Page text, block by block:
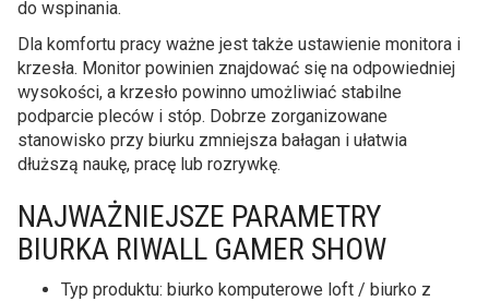
do wspinania.
Dla komfortu pracy ważne jest także ustawienie monitora i
krzesła. Monitor powinien znajdować się na odpowiedniej
wysokości, a krzesło powinno umożliwiać stabilne
podparcie pleców i stóp. Dobrze zorganizowane
stanowisko przy biurku zmniejsza bałagan i ułatwia
dłuższą naukę, pracę lub rozrywkę.
NAJWAŻNIEJSZE PARAMETRY
BIURKA RIWALL GAMER SHOW
Typ produktu: biurko komputerowe loft / biurko z